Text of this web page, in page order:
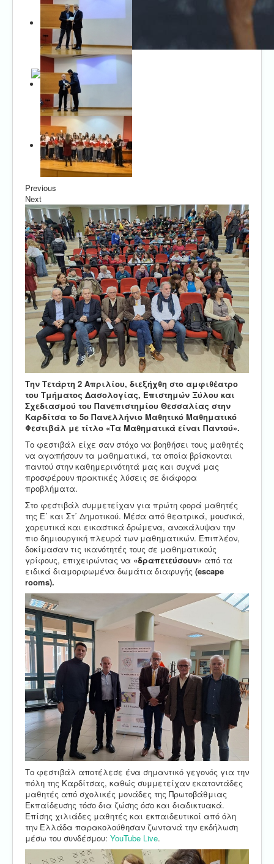
Previous
Next
Την Τετάρτη 2 Απριλίου, διεξήχθη στο αμφιθέατρο
του Τμήματος Δασολογίας, Επιστημών Ξύλου και
Σχεδιασμού του Πανεπιστημίου Θεσσαλίας στην
Καρδίτσα το 5ο Πανελλήνιο Μαθητικό Μαθηματικό
Φεστιβάλ με τίτλο «Τα Μαθηματικά είναι Παντού».
Το φεστιβάλ είχε σαν στόχο να βοηθήσει τους μαθητές
να αγαπήσουν τα μαθηματικά, τα οποία βρίσκονται
παντού στην καθημερινότητά μας και συχνά μας
προσφέρουν πρακτικές λύσεις σε διάφορα
προβλήματα.
Στο φεστιβάλ συμμετείχαν για πρώτη φορά μαθητές
της Ε΄ και Στ΄ Δημοτικού. Μέσα από θεατρικά, μουσικά,
χορευτικά και εικαστικά δρώμενα, ανακάλυψαν την
πιο δημιουργική πλευρά των μαθηματικών. Επιπλέον,
δοκίμασαν τις ικανότητές τους σε μαθηματικούς
γρίφους, επιχειρώντας να «δραπετεύσουν» από τα
ειδικά διαμορφωμένα δωμάτια διαφυγής (escape
rooms).
Το φεστιβάλ αποτέλεσε ένα σημαντικό γεγονός για την
πόλη της Καρδίτσας, καθώς συμμετείχαν εκατοντάδες
μαθητές από σχολικές μονάδες της Πρωτοβάθμιας
Εκπαίδευσης τόσο δια ζώσης όσο και διαδικτυακά.
Επίσης χιλιάδες μαθητές και εκπαιδευτικοί από όλη
την Ελλάδα παρακολούθησαν ζωντανά την εκδήλωση
μέσω του συνδέσμου: YouTube Live.